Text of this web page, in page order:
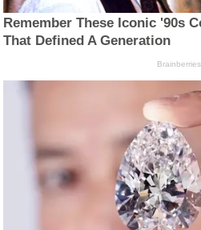
Remember These Iconic '90s
That Defined A Generation
Brainberries